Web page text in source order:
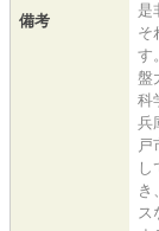
備考
是
そ
す
盤
科
兵
戸
き
ス